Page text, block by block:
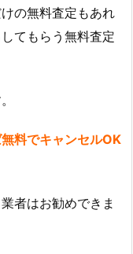
の無料査定もあれ
てもらう無料査定
料でキャンセルOK
者はお勧めできま